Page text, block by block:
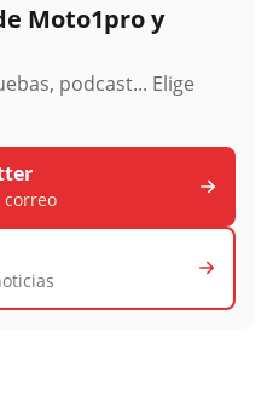
Moto1pro y
podcast... Elige
correo